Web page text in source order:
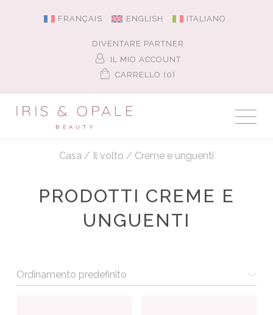
FRANÇAIS ENGLISH ITALIANO
DIVENTARE PARTNER
IL MIO ACCOUNT
CARRELLO (0)
Casa/ Il volto / Creme e unguenti
PRODOTTI CREME E
UNGUENTI